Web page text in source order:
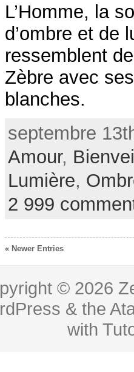
L’Homme, la
d’ombre et de
ressemblent
Zèbre avec
blanches.
septembre
Amour,
Lumière,
2 999
« Newer Entries
© 2026
& the
with